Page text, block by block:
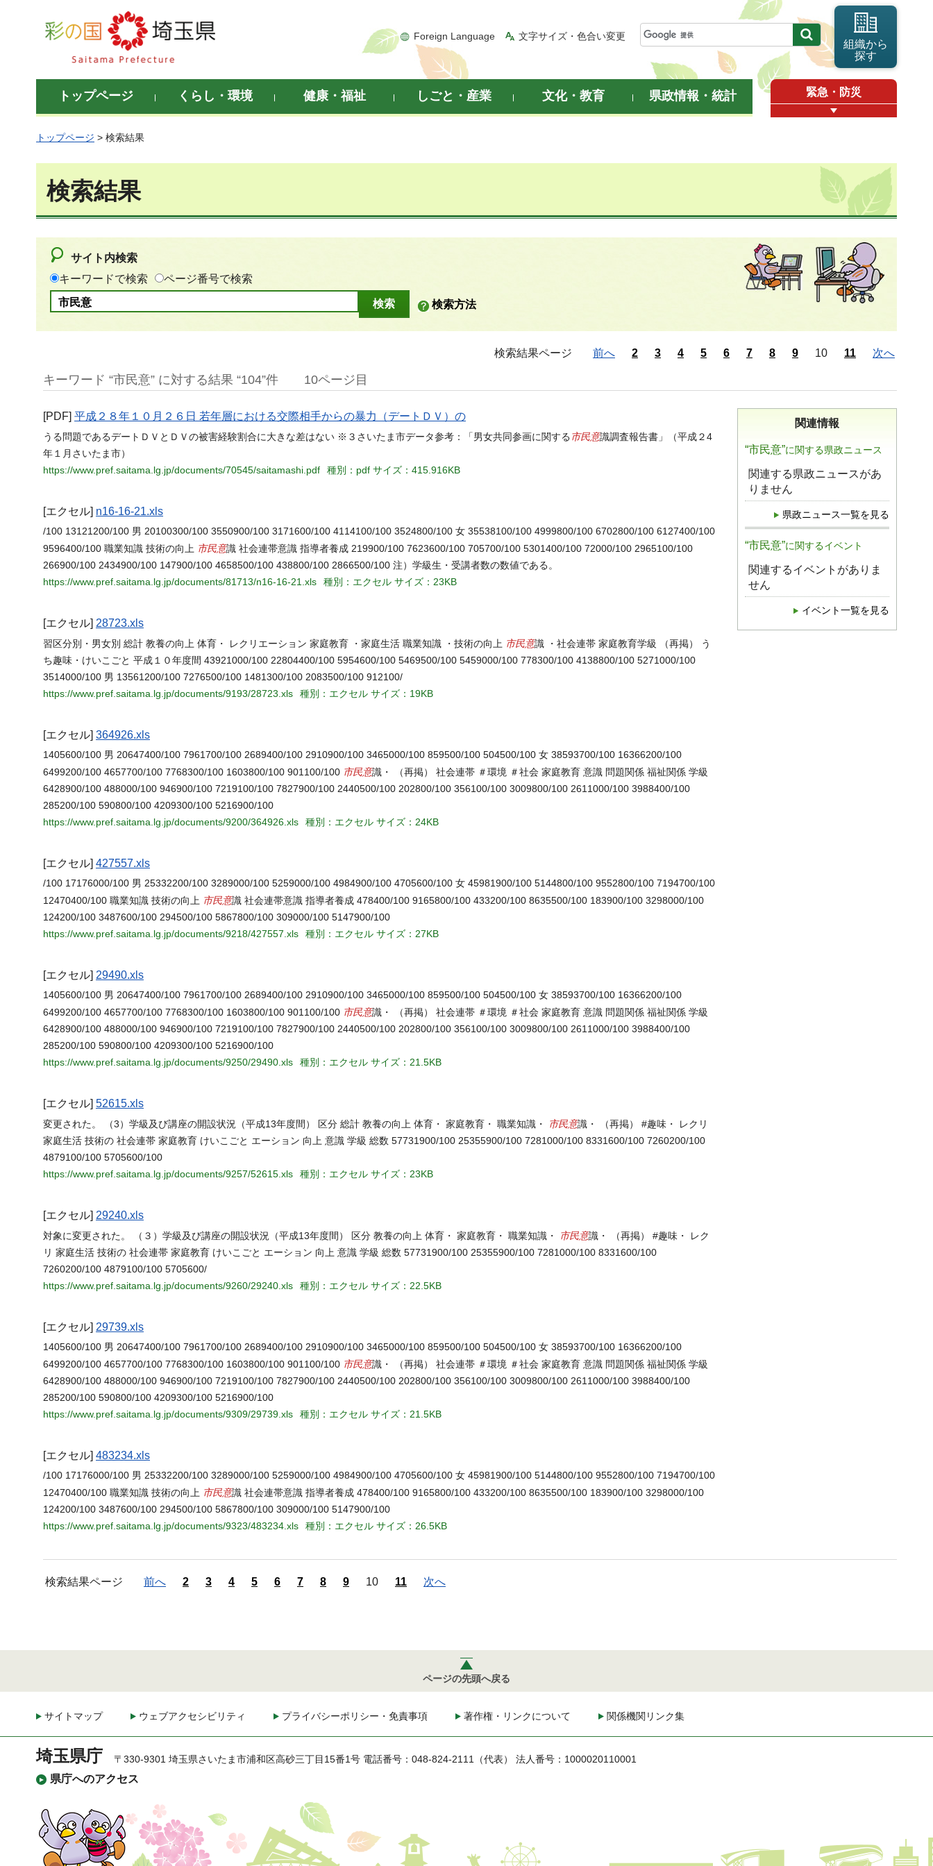
彩の国 埼玉県
Foreign Language 文字サイズ・色合い変更
組織から
探す
トップページ くらし・環境 健康・福祉 しごと・産業 文化・教育 県政情報・統計 緊急・防災
トップページ > 検索結果
検索結果
サイト内検索
キーワードで検索
ページ番号で検索
検索方法
検索結果ページ 前へ 2 3 4 5 6 7 8 9 10 11 次へ
キーワード “市民意” に対する結果 “104”件 10ページ目
関連情報
“市民意”に関する県政ニュース
関連する県政ニュースがあ
りません
県政ニュース一覧を見る
“市民意”に関するイベント
関連するイベントがありま
せん
イベント一覧を見る
[PDF] 平成２８年１０月２６日 若年層における交際相手からの暴力（デートＤＶ）の
うる問題であるデートＤＶとＤＶの被害経験割合に大きな差はない ※３さいたま市データ参考：「男女共同参画に関する 市民意識調査報告書」（平成２4
年１月さいたま市）
https://www.pref.saitama.lg.jp/documents/70545/saitamashi.pdf
種別：pdf サイズ：415.916KB
[エクセル] n16-16-21.xls
/100 13121200/100 男 20100300/100 3550900/100 3171600/100 4114100/100 3524800/100 女 35538100/100 4999800/100 6702800/100 6127400/100
9596400/100 職業知識 技術の向上 市民意識 社会連帯意識 指導者養成 219900/100 7623600/100 705700/100 5301400/100 72000/100 2965100/100
266900/100 2434900/100 147900/100 4658500/100 438800/100 2866500/100 注）学級生・受講者数の数値である。
https://www.pref.saitama.lg.jp/documents/81713/n16-16-21.xls
種別：エクセル サイズ：23KB
[エクセル] 28723.xls
習区分別・男女別 総計 教養の向上 体育・ レクリエーション 家庭教育 ・家庭生活 職業知識 ・技術の向上 市民意識 ・社会連帯 家庭教育学級 （再掲） う
ち趣味・けいこごと 平成１０年度間 43921000/100 22804400/100 5954600/100 5469500/100 5459000/100 778300/100 4138800/100 5271000/100
3514000/100 男 13561200/100 7276500/100 1481300/100 2083500/100 912100/
https://www.pref.saitama.lg.jp/documents/9193/28723.xls
種別：エクセル サイズ：19KB
[エクセル] 364926.xls
1405600/100 男 20647400/100 7961700/100 2689400/100 2910900/100 3465000/100 859500/100 504500/100 女 38593700/100 16366200/100
6499200/100 4657700/100 7768300/100 1603800/100 901100/100 市民意識・ （再掲） 社会連帯 ＃環境 ＃社会 家庭教育 意識 問題関係 福祉関係 学級
6428900/100 488000/100 946900/100 7219100/100 7827900/100 2440500/100 202800/100 356100/100 3009800/100 2611000/100 3988400/100
285200/100 590800/100 4209300/100 5216900/100
https://www.pref.saitama.lg.jp/documents/9200/364926.xls
種別：エクセル サイズ：24KB
[エクセル] 427557.xls
/100 17176000/100 男 25332200/100 3289000/100 5259000/100 4984900/100 4705600/100 女 45981900/100 5144800/100 9552800/100 7194700/100
12470400/100 職業知識 技術の向上 市民意識 社会連帯意識 指導者養成 478400/100 9165800/100 433200/100 8635500/100 183900/100 3298000/100
124200/100 3487600/100 294500/100 5867800/100 309000/100 5147900/100
https://www.pref.saitama.lg.jp/documents/9218/427557.xls
種別：エクセル サイズ：27KB
[エクセル] 29490.xls
1405600/100 男 20647400/100 7961700/100 2689400/100 2910900/100 3465000/100 859500/100 504500/100 女 38593700/100 16366200/100
6499200/100 4657700/100 7768300/100 1603800/100 901100/100 市民意識・ （再掲） 社会連帯 ＃環境 ＃社会 家庭教育 意識 問題関係 福祉関係 学級
6428900/100 488000/100 946900/100 7219100/100 7827900/100 2440500/100 202800/100 356100/100 3009800/100 2611000/100 3988400/100
285200/100 590800/100 4209300/100 5216900/100
https://www.pref.saitama.lg.jp/documents/9250/29490.xls
種別：エクセル サイズ：21.5KB
[エクセル] 52615.xls
変更された。 （3）学級及び講座の開設状況（平成13年度間） 区分 総計 教養の向上 体育・ 家庭教育・ 職業知識・ 市民意識・ （再掲） #趣味・ レクリ
家庭生活 技術の 社会連帯 家庭教育 けいこごと エーション 向上 意識 学級 総数 57731900/100 25355900/100 7281000/100 8331600/100 7260200/100
4879100/100 5705600/100
https://www.pref.saitama.lg.jp/documents/9257/52615.xls
種別：エクセル サイズ：23KB
[エクセル] 29240.xls
対象に変更された。 （３）学級及び講座の開設状況（平成13年度間） 区分 教養の向上 体育・ 家庭教育・ 職業知識・ 市民意識・ （再掲） #趣味・ レク
リ 家庭生活 技術の 社会連帯 家庭教育 けいこごと エーション 向上 意識 学級 総数 57731900/100 25355900/100 7281000/100 8331600/100
7260200/100 4879100/100 5705600/
https://www.pref.saitama.lg.jp/documents/9260/29240.xls
種別：エクセル サイズ：22.5KB
[エクセル] 29739.xls
1405600/100 男 20647400/100 7961700/100 2689400/100 2910900/100 3465000/100 859500/100 504500/100 女 38593700/100 16366200/100
6499200/100 4657700/100 7768300/100 1603800/100 901100/100 市民意識・ （再掲） 社会連帯 ＃環境 ＃社会 家庭教育 意識 問題関係 福祉関係 学級
6428900/100 488000/100 946900/100 7219100/100 7827900/100 2440500/100 202800/100 356100/100 3009800/100 2611000/100 3988400/100
285200/100 590800/100 4209300/100 5216900/100
https://www.pref.saitama.lg.jp/documents/9309/29739.xls
種別：エクセル サイズ：21.5KB
[エクセル] 483234.xls
/100 17176000/100 男 25332200/100 3289000/100 5259000/100 4984900/100 4705600/100 女 45981900/100 5144800/100 9552800/100 7194700/100
12470400/100 職業知識 技術の向上 市民意識 社会連帯意識 指導者養成 478400/100 9165800/100 433200/100 8635500/100 183900/100 3298000/100
124200/100 3487600/100 294500/100 5867800/100 309000/100 5147900/100
https://www.pref.saitama.lg.jp/documents/9323/483234.xls
種別：エクセル サイズ：26.5KB
検索結果ページ 前へ 2 3 4 5 6 7 8 9 10 11 次へ
ページの先頭へ戻る
サイトマップ ウェブアクセシビリティ プライバシーポリシー・免責事項 著作権・リンクについて 関係機関リンク集
埼玉県庁
県庁へのアクセス
〒330-9301 埼玉県さいたま市浦和区高砂三丁目15番1号 電話番号：048-824-2111（代表） 法人番号：1000020110001